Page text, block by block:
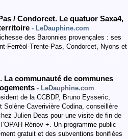
/ Condorcet. Le quatuor Saxa4,
- LeDauphine.com
des Baronnies provençales : ses
Ferréol-Trente-Pas, Condorcet, Nyons et
La communauté de communes
- LeDauphine.com
de la CCBDP, Bruno Eysseric,
Solène Caverivière Codina, conseillère
Julien Deas pour une visite de fin de
Rénov +. Un programme public
gratuit et des subventions bonifiées